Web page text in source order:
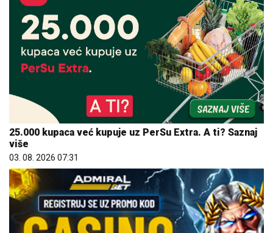
25.000 kupaca već kupuje uz PerSu Extra. A ti? Saznaj
više
03. 08. 2026 07:31